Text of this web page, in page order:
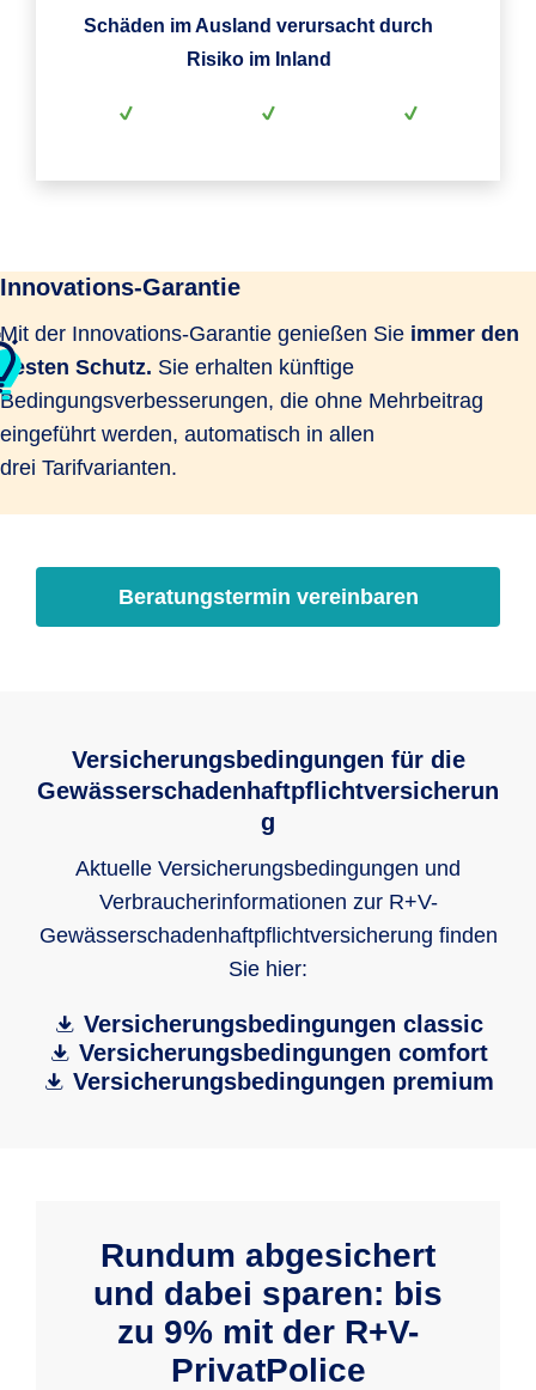
Schäden im Ausland verursacht durch
Risiko im Inland
Innovations-Garantie
Mit der Innovations-Garantie genießen Sie immer den
besten Schutz. Sie erhalten künftige
Bedingungsverbesserungen, die ohne Mehrbeitrag
eingeführt werden, automatisch in allen
drei Tarifvarianten.
Beratungstermin vereinbaren
Versicherungsbedingungen für die
Gewässerschadenhaftpflichtversicherun
g
Aktuelle Versicherungsbedingungen und
Verbraucherinformationen zur R+V-
Gewässerschadenhaftpflichtversicherung finden
Sie hier:
Versicherungsbedingungen classic
Versicherungsbedingungen comfort
Versicherungsbedingungen premium
Rundum abgesichert
und dabei sparen: bis
zu 9% mit der R+V-
PrivatPolice